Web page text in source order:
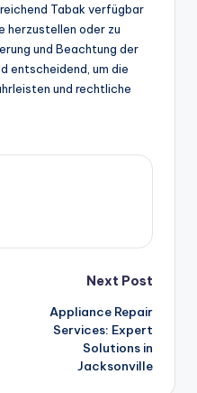
Tabak verfügbar
herzustellen oder zu
und Beachtung der
entscheidend, um die
und rechtliche
Next Post
Appliance Repair
Services: Expert
Solutions in
Jacksonville